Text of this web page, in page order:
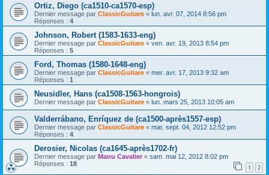
Ortiz, Diego (ca1510-ca1570-esp)
Dernier message par ClassicGuitare « lun. avr. 07, 2014 8:56 pm
Réponses : 4
Johnson, Robert (1583-1633-eng)
Dernier message par ClassicGuitare « ven. avr. 19, 2013 8:54 pm
Réponses : 5
Ford, Thomas (1580-1648-eng)
Dernier message par ClassicGuitare « mer. avr. 17, 2013 9:32 am
Réponses : 1
Neusidler, Hans (ca1508-1563-hongrois)
Dernier message par ClassicGuitare « lun. mars 25, 2013 10:05 am
Valderrábano, Enríquez de (ca1500-après1557-esp)
Dernier message par ClassicGuitare « mar. sept. 04, 2012 12:52 pm
Réponses : 4
Derosier, Nicolas (ca1645-après1702-fr)
Dernier message par Manu Cavalier « sam. mai 12, 2012 8:02 pm
Réponses : 18 1 2